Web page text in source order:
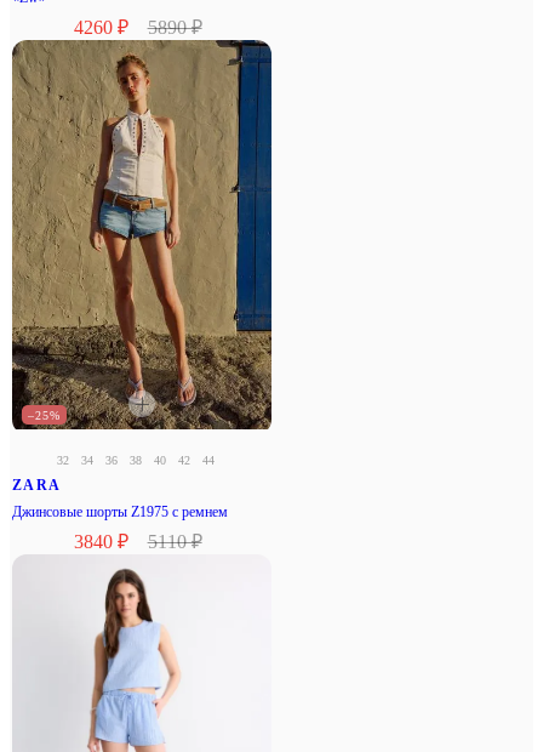
4260 ₽ 5890 ₽
–25%
32 34 36 38 40 42 44
ZARA
Джинсовые шорты Z1975 с ремнем
3840 ₽ 5110 ₽